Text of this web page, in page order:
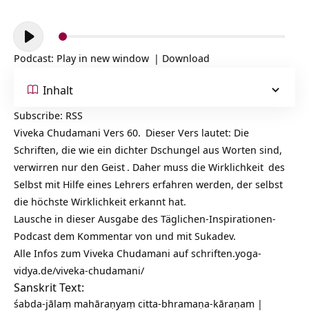
Audio-
Player
Podcast: Play in new window | Download
Inhalt
Subscribe: RSS
Viveka Chudamani Vers 60. Dieser Vers lautet: Die
Schriften, die wie ein dichter Dschungel aus Worten sind,
verwirren nur den Geist . Daher muss die Wirklichkeit des
Selbst mit Hilfe eines Lehrers erfahren werden, der selbst
die höchste Wirklichkeit erkannt hat.
Lausche in dieser Ausgabe des Täglichen-Inspirationen-
Podcast dem Kommentar von und mit Sukadev.
Alle Infos zum Viveka Chudamani aufschriften.yoga-
vidya.de/viveka-chudamani/
Sanskrit Text:
śabda-jālaṃ mahāraṇyaṃ citta-bhramaṇa-kāraṇam |